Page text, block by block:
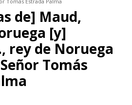
de] Maud,
[y]
rey de Noruega
Tomás